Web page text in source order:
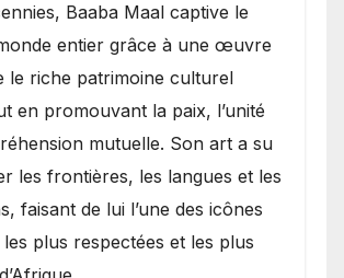
Baaba Maal captive le
entier grâce à une œuvre
le riche patrimoine culturel
en promouvant la paix, l’unité
mutuelle. Son art a su
les frontières, les langues et les
faisant de lui l’une des icônes
plus respectées et les plus